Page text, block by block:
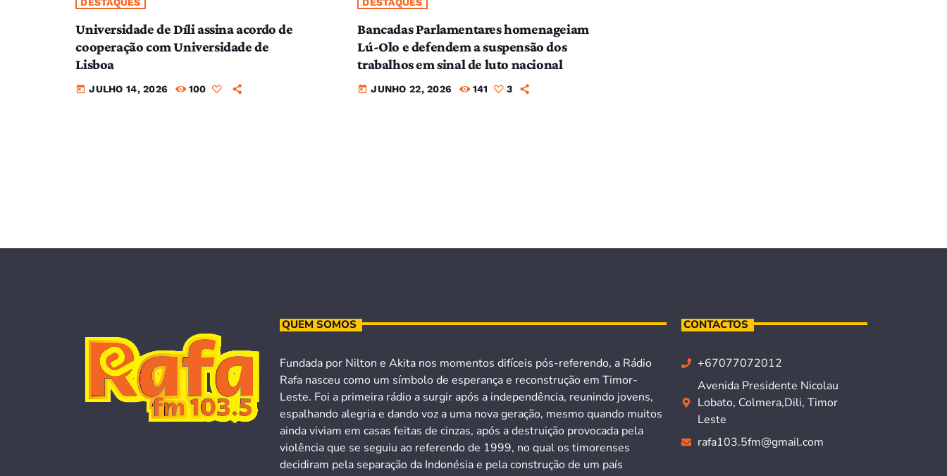
Universidade de Díli assina acordo de
cooperação com Universidade de
Lisboa
today JULHO 14, 2026 100
Bancadas Parlamentares homenageiam
Lú-Olo e defendem a suspensão dos
trabalhos em sinal de luto nacional
today JUNHO 22, 2026 141 3
QUEM SOMOS
Fundada por Nilton e Akita nos momentos difíceis pós-referendo, a Rádio
Rafa nasceu como um símbolo de esperança e reconstrução em Timor-
Leste. Foi a primeira rádio a surgir após a independência, reunindo jovens,
espalhando alegria e dando voz a uma nova geração, mesmo quando muitos
ainda viviam em casas feitas de cinzas, após a destruição provocada pela
violência que se seguiu ao referendo de 1999, no qual os timorenses
decidiram pela separação da Indonésia e pela construção de um país
CONTACTOS
+67077072012
Avenida Presidente Nicolau
Lobato, Colmera,Dili, Timor
Leste
rafa103.5fm@gmail.com